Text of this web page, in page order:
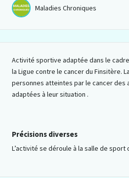
Maladies Chroniques
Activité sportive adaptée dans le cadre
la Ligue contre le cancer du Finsitère.
personnes atteintes par le cancer des
adaptées à leur situation .
Précisions diverses
L’activité se déroule à la salle de sport